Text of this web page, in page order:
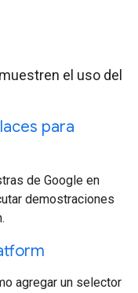
el uso del
para
de Google en
demostraciones
agregar un selector